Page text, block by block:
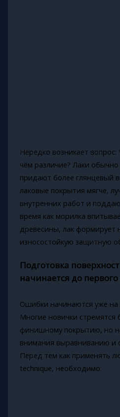
Нередко возникает
чём различие? Лаки
придают более глянцевый
лаковые покрытия мягче,
внутренних работ и
время как морилка
древесины, лак формирует
износостойкую защитную
Подготовка
начинается до первого
Ошибки начинаются уже на
Многие новички стремятся
финишному покрытию, но
внимания выравниванию и
Перед тем как применять
technique, необходимо: